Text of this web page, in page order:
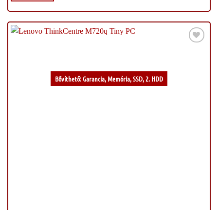
Bővíthető: Garancia, Memória, SSD, 2. HDD